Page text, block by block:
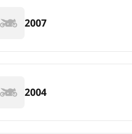
2007
2004